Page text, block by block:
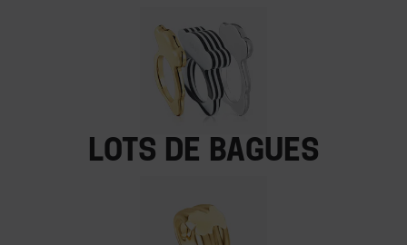
Lots de bagues